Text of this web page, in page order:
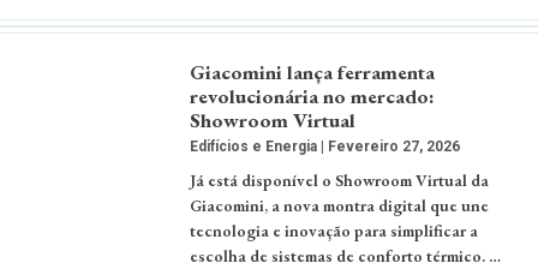
Giacomini lança ferramenta
revolucionária no mercado:
Showroom Virtual
Edifícios e Energia Fevereiro 27, 2026
Já está disponível o Showroom Virtual da
Giacomini, a nova montra digital que une
tecnologia e inovação para simplificar a
escolha de sistemas de conforto térmico. …